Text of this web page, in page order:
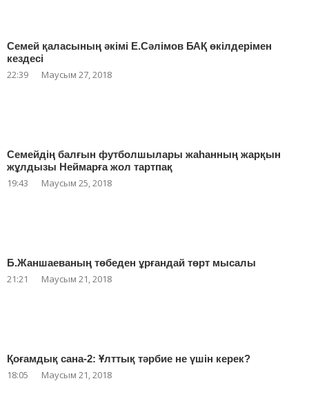
Семей қаласының әкімі Е.Сәлімов БАҚ өкілдерімен
кездесі
22:39 Маусым 27, 2018
Семейдің балғын футболшылары жаһанның жарқын
жұлдызы Неймарға жол тартпақ
19:43 Маусым 25, 2018
Б.Жаншаеваның төбеден ұрғандай төрт мысалы
21:21 Маусым 21, 2018
Қоғамдық сана-2: Ұлттық тәрбие не үшін керек?
18:05 Маусым 21, 2018